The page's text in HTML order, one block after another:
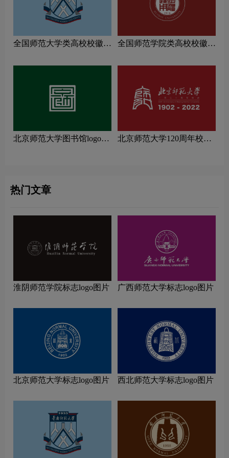
全国师范大学类高校校徽设
全国师范学院类高校校徽设
北京师范大学图书馆logo图
北京师范大学120周年校庆
热门文章
淮阴师范学院标志logo图片 广西师范大学标志logo图片
北京师范大学标志logo图片 西北师范大学标志logo图片